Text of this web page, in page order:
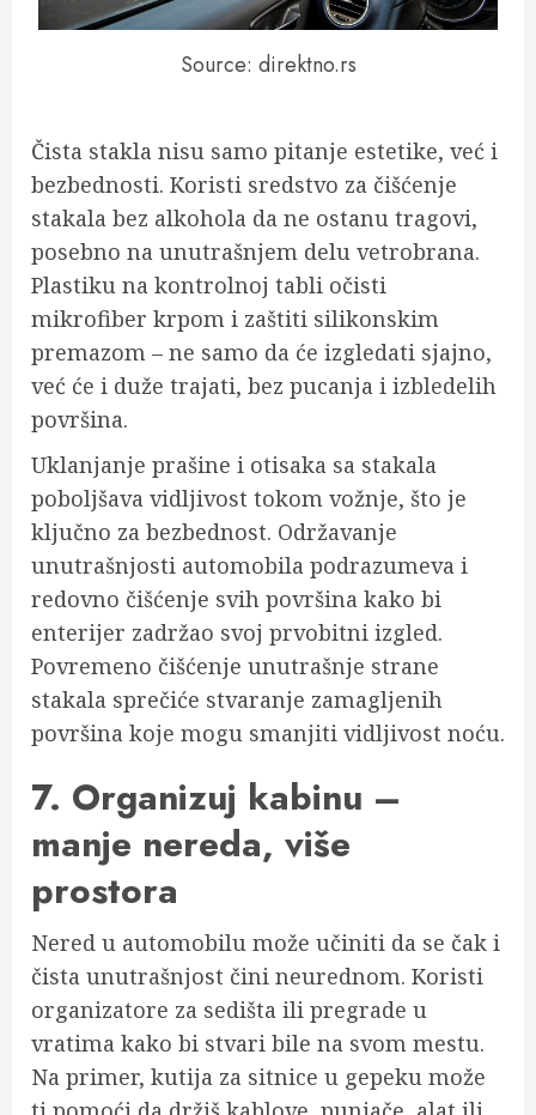
Source: direktno.rs
Čista stakla nisu samo pitanje estetike, već i
bezbednosti. Koristi sredstvo za čišćenje
stakala bez alkohola da ne ostanu tragovi,
posebno na unutrašnjem delu vetrobrana.
Plastiku na kontrolnoj tabli očisti
mikrofiber krpom i zaštiti silikonskim
premazom – ne samo da će izgledati sjajno,
već će i duže trajati, bez pucanja i izbledelih
površina.
Uklanjanje prašine i otisaka sa stakala
poboljšava vidljivost tokom vožnje, što je
ključno za bezbednost. Održavanje
unutrašnjosti automobila podrazumeva i
redovno čišćenje svih površina kako bi
enterijer zadržao svoj prvobitni izgled.
Povremeno čišćenje unutrašnje strane
stakala sprečiće stvaranje zamagljenih
površina koje mogu smanjiti vidljivost noću.
7. Organizuj kabinu –
manje nereda, više
prostora
Nered u automobilu može učiniti da se čak i
čista unutrašnjost čini neurednom. Koristi
organizatore za sedišta ili pregrade u
vratima kako bi stvari bile na svom mestu.
Na primer, kutija za sitnice u gepeku može